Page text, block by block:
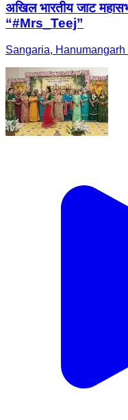
अखिल भारतीय जाट
“#Mrs_Teej”
Sangaria, Hanumangarh